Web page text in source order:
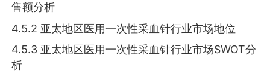
售额分析
4.5.2 亚太地区医用一次性采血针行业市场地位
4.5.3 亚太地区医用一次性采血针行业市场SWOT分
析